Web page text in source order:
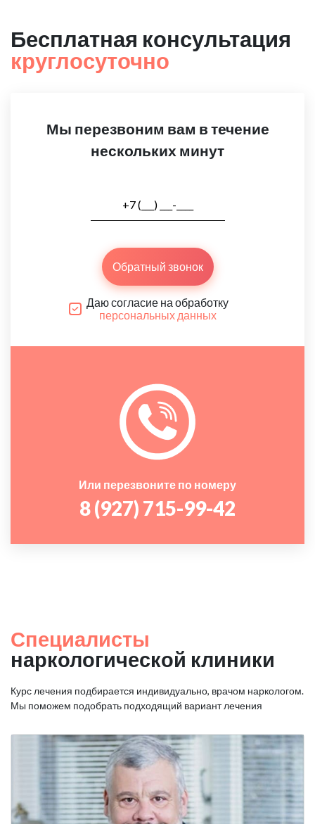
Бесплатная консультация
круглосуточно
Мы перезвоним вам в течение
нескольких минут
Обратный звонок
Даю согласие на обработку
персональных данных
Или перезвоните по номеру
8 (927) 715-99-42
Специалисты
наркологической клиники
Курс лечения подбирается индивидуально, врачом наркологом.
Мы поможем подобрать подходящий вариант лечения